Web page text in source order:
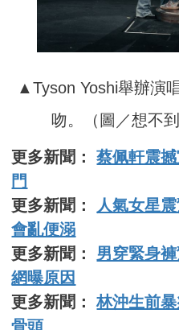
▲Tyson Yoshi舉辦演
吻。（圖／想不
更多新聞：蔡佩軒震
門
更多新聞：
人氣女星
會亂便溺
更多新聞： 男穿緊身
網曝原因
更多新聞：林沖生前
骨頭